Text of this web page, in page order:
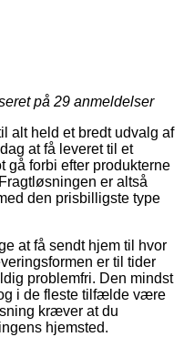
på 29 anmeldelser
alt held et bredt udvalg af
at få leveret til et
gå forbi efter produkterne
er altså
den prisbilligste type
at få sendt hjem til hvor
er til tider
problemfri. Den mindst
i de fleste tilfælde være
kræver at du
hjemsted.